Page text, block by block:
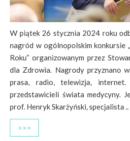
W piątek 26 stycznia 2024 roku
nagród w ogólnopolskim konkursie
Roku” organizowanym przez
dla Zdrowia. Nagrody przyznano
prasa, radio, telewizja,
przedstawicieli świata medycyny.
prof. Henryk Skarżyński, specjalista ..
>>>